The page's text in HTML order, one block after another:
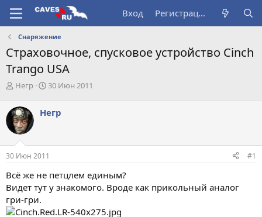
Вход Регистрация
Снаряжение
Страховочное, спусковое устройство Cinch
Trango USA
А
т
о
р
т
е
м
Негр
Д
а
ч
а
а
30 Июн 2011
Негр
30 Июн 2011 #1
Всё же не петцлем единым?
Видет тут у знакомого. Вроде как прикольный аналог
гри-гри.